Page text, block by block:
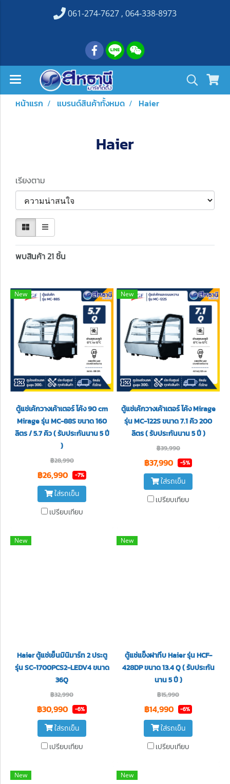
061-274-7627 , 064-338-8973
หน้าแรก แบรนด์สินค้าทั้งหมด Haier
Haier
เรียงตาม
พบสินค้า 21 ชิ้น
New
ตู้แช่เค้กวางเค้าเตอร์ โค้ง 90 cm
Mirage รุ่น MC-88S ขนาด 160
ลิตร / 5.7 คิว ( รับประกันนาน 5 ปี
)
฿28,990
฿26,990 -7%
ใส่รถเข็น
เปรียบเทียบ
New
ตู้แช่เค้กวางเค้าเตอร์ โค้ง Mirage
รุ่น MC-122S ขนาด 7.1 คิว 200
ลิตร ( รับประกันนาน 5 ปี )
฿39,990
฿37,990 -5%
ใส่รถเข็น
เปรียบเทียบ
New
Haier ตู้แช่เย็นมินิมาร์ท 2 ประตู
รุ่น SC-1700PCS2-LEDV4 ขนาด
36Q
฿32,990
฿30,990 -6%
ใส่รถเข็น
เปรียบเทียบ
New
ตู้แช่แข็งฝาทึบ Haier รุ่น HCF-
428DP ขนาด 13.4 Q ( รับประกัน
นาน 5 ปี )
฿15,990
฿14,990 -6%
ใส่รถเข็น
เปรียบเทียบ
New New